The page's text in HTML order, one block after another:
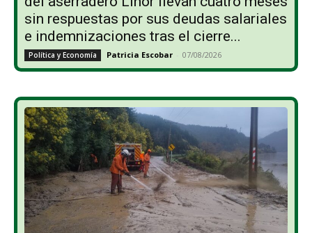
sin respuestas por sus deudas salariales
e indemnizaciones tras el cierre...
Política y Economía Patricia Escobar - 07/08/2026